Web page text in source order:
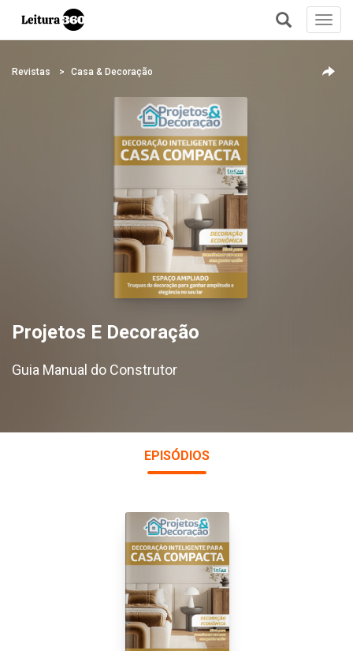
+
Revistas Casa & Decoração
Projetos E Decoração
Guia Manual do Construtor
EPISÓDIOS